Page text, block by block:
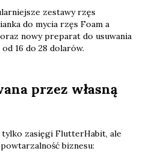
zestawy rzęs
do mycia rzęs Foam a
nowy preparat do usuwania
16 do 28 dolarów.
przez własną
tylko zasięgi FlutterHabit, ale
biznesu: